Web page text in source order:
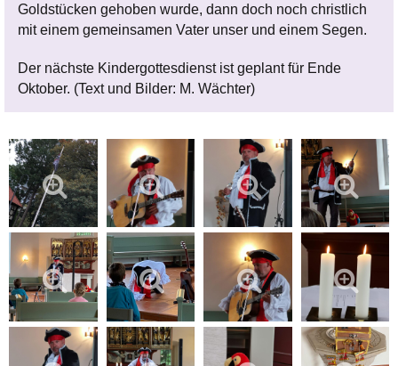
Goldstücken gehoben wurde, dann doch noch christlich
mit einem gemeinsamen Vater unser und einem Segen.
Der nächste Kindergottesdienst ist geplant für Ende
Oktober. (Text und Bilder: M. Wächter)